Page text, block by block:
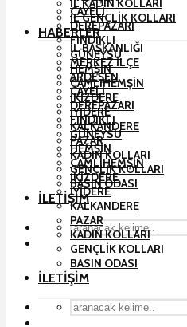
ÇAYELI
DEREPAZARI
FINDIKLI
GÜNEYSU
HEMŞIN
ÇAMLIHEMŞIN
İKIZDERE
İYIDERE
KALKANDERE
PAZAR
KADIN KOLLARI
GENÇLIK KOLLARI
BASIN ODASI
İLETIŞIM
İL KADIN KOLLARI
İL GENÇLIK KOLLARI
HABERLER
İL BAŞKANLIĞI
MERKEZ İLÇE
ARDEŞEN
ÇAYELI
DEREPAZARI
FINDIKLI
GÜNEYSU
HEMŞIN
ÇAMLIHEMŞIN
İKIZDERE
İYIDERE
KALKANDERE
PAZAR
KADIN KOLLARI
GENÇLIK KOLLARI
BASIN ODASI
İLETIŞIM